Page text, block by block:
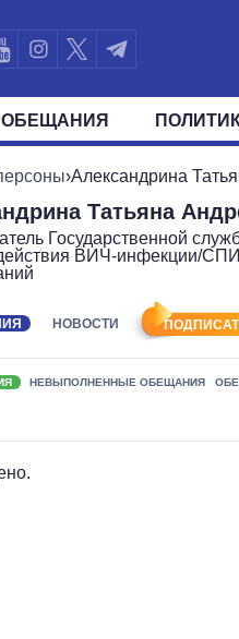
ОБЕЩАНИЯ
ПОЛИТИКИ ПРЕЗИДЕНТ И ОФИС
›Александрина
Татьяна
Государственной
ВИЧ-инфекции/
НОВОСТИ
НЕВЫПОЛНЕННЫЕ ОБЕЩАНИЯ